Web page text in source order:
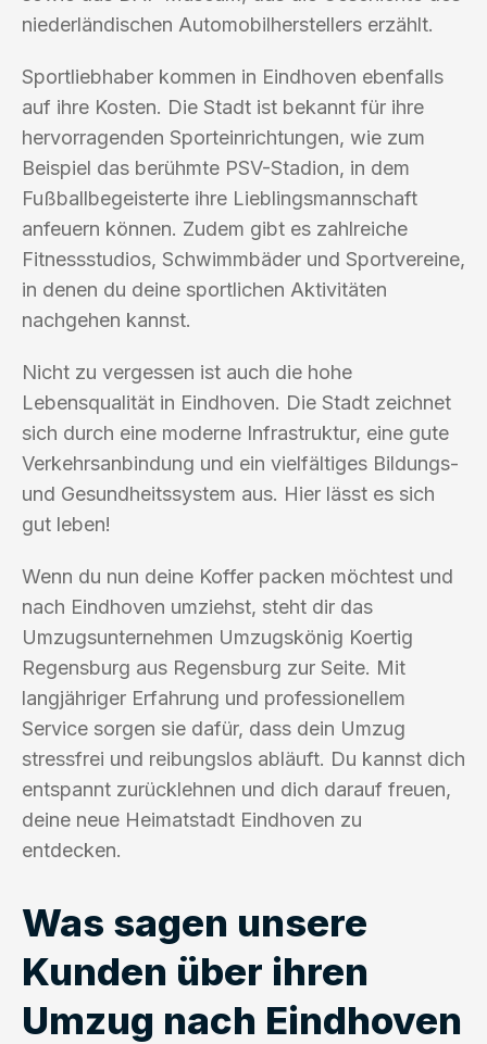
niederländischen Automobilherstellers erzählt.
Sportliebhaber kommen in Eindhoven ebenfalls
auf ihre Kosten. Die Stadt ist bekannt für ihre
hervorragenden Sporteinrichtungen, wie zum
Beispiel das berühmte PSV-Stadion, in dem
Fußballbegeisterte ihre Lieblingsmannschaft
anfeuern können. Zudem gibt es zahlreiche
Fitnessstudios, Schwimmbäder und Sportvereine,
in denen du deine sportlichen Aktivitäten
nachgehen kannst.
Nicht zu vergessen ist auch die hohe
Lebensqualität in Eindhoven. Die Stadt zeichnet
sich durch eine moderne Infrastruktur, eine gute
Verkehrsanbindung und ein vielfältiges Bildungs-
und Gesundheitssystem aus. Hier lässt es sich
gut leben!
Wenn du nun deine Koffer packen möchtest und
nach Eindhoven umziehst, steht dir das
Umzugsunternehmen Umzugskönig Koertig
Regensburg aus Regensburg zur Seite. Mit
langjähriger Erfahrung und professionellem
Service sorgen sie dafür, dass dein Umzug
stressfrei und reibungslos abläuft. Du kannst dich
entspannt zurücklehnen und dich darauf freuen,
deine neue Heimatstadt Eindhoven zu
entdecken.
Was sagen unsere
Kunden über ihren
Umzug nach Eindhoven